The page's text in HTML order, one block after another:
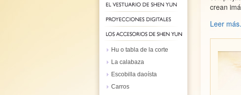
Hu o tabla de la corte
La calabaza
Escobilla daoísta
Carros
crean
Leer